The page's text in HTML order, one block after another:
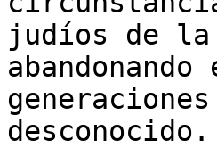
judíos de la
desconocido.